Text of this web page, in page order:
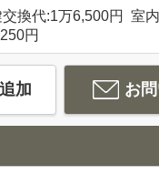
交換代:1万6,500円 室
円
加 お